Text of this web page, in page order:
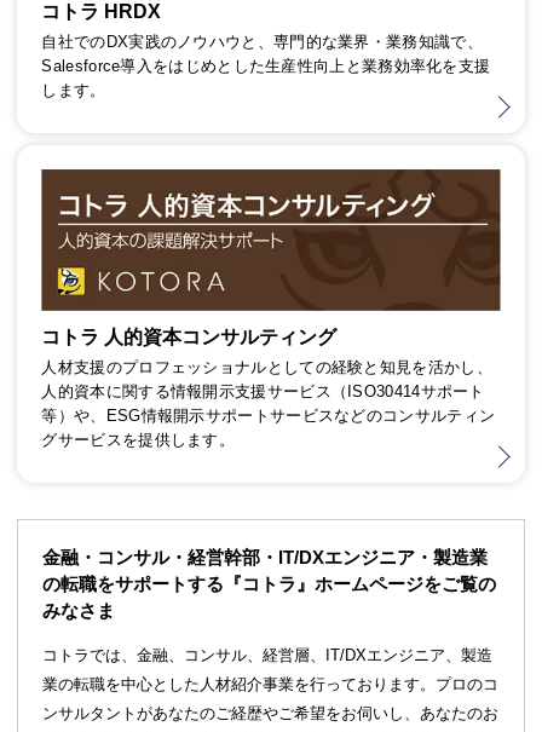
コトラ HRDX
自社でのDX実践のノウハウと、専門的な業界・業務知識で、
Salesforce導入をはじめとした生産性向上と業務効率化を支援
します。
コトラ 人的資本コンサルティング
人材支援のプロフェッショナルとしての経験と知見を活かし、
人的資本に関する情報開示支援サービス（ISO30414サポート
等）や、ESG情報開示サポートサービスなどのコンサルティン
グサービスを提供します。
金融・コンサル・経営幹部・IT/DXエンジニア・製造業
の転職をサポートする『コトラ』ホームページをご覧の
みなさま
コトラでは、金融、コンサル、経営層、IT/DXエンジニア、製造
業の転職を中心とした人材紹介事業を行っております。プロのコ
ンサルタントがあなたのご経歴やご希望をお伺いし、あなたのお